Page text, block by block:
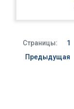
Страницы: 1
Предыдущая